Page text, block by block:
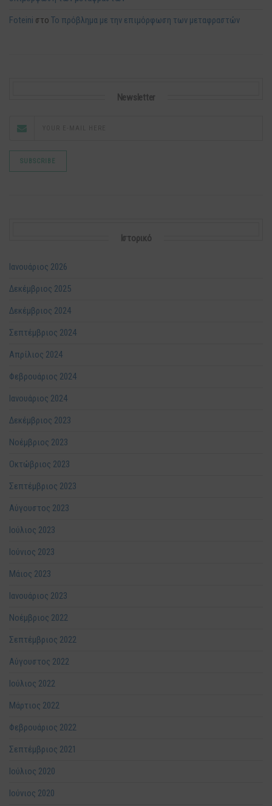
Foteini στο Το πρόβλημα με την επιμόρφωση των μεταφραστών
Newsletter
Ιστορικό
Ιανουάριος 2026
Δεκέμβριος 2025
Δεκέμβριος 2024
Σεπτέμβριος 2024
Απρίλιος 2024
Φεβρουάριος 2024
Ιανουάριος 2024
Δεκέμβριος 2023
Νοέμβριος 2023
Οκτώβριος 2023
Σεπτέμβριος 2023
Αύγουστος 2023
Ιούλιος 2023
Ιούνιος 2023
Μάιος 2023
Ιανουάριος 2023
Νοέμβριος 2022
Σεπτέμβριος 2022
Αύγουστος 2022
Ιούλιος 2022
Μάρτιος 2022
Φεβρουάριος 2022
Σεπτέμβριος 2021
Ιούλιος 2020
Ιούνιος 2020